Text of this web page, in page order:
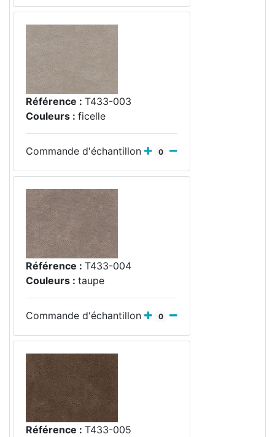
Référence : T433-003
Couleurs : ficelle
Commande d'échantillon 0
Référence : T433-004
Couleurs : taupe
Commande d'échantillon 0
Référence : T433-005